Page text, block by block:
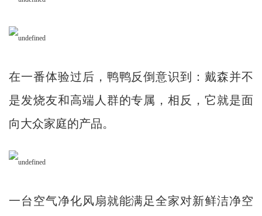
在一番体验过后，鸭鸭反倒意识到：戴森并不
是发烧友和高端人群的专属，相反，它就是面
向大众家庭的产品。
一台空气净化风扇就能满足全家对新鲜洁净空